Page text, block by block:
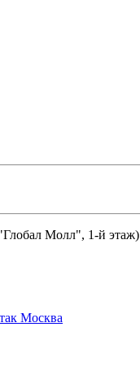
Молл", 1-й этаж)